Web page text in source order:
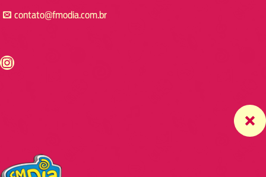
contato@fmodia.com.br
https://www.instagram.com/fmodia.cabofrio/